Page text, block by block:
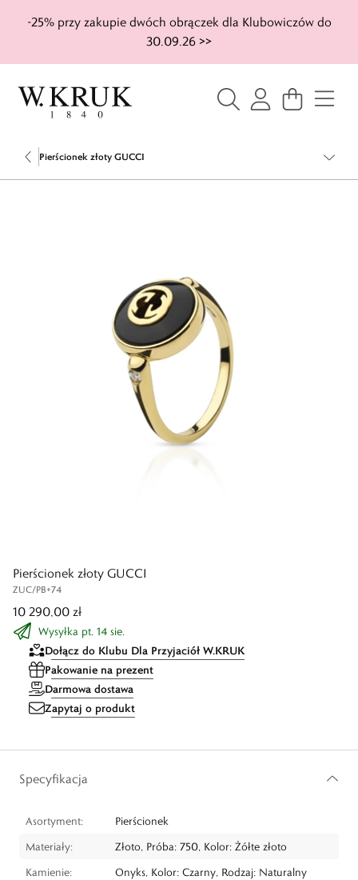
-25% przy zakupie dwóch obrączek dla Klubowiczów do
30.09.26 >>
Pierścionek złoty GUCCI
Pierścionek złoty GUCCI
ZUC/PB+74
10 290,00 zł
Wysyłka pt. 14 sie.
Dołącz do Klubu Dla Przyjaciół W.KRUK
Pakowanie na prezent
Darmowa dostawa
Zapytaj o produkt
Specyfikacja
Asortyment:
Pierścionek
Materiały:
Złoto, Próba: 750, Kolor: Żółte złoto
Kamienie:
Onyks, Kolor: Czarny, Rodzaj: Naturalny